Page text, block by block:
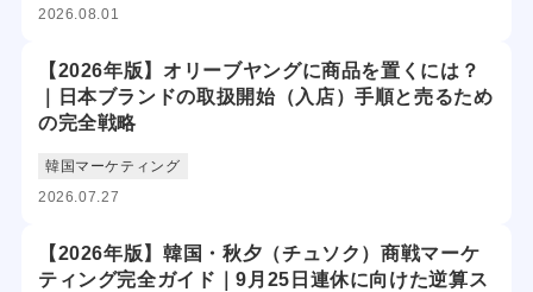
2026.08.01
【2026年版】オリーブヤングに商品を置くには？
｜日本ブランドの取扱開始（入店）手順と売るため
の完全戦略
韓国マーケティング
2026.07.27
【2026年版】韓国・秋夕（チュソク）商戦マーケ
ティング完全ガイド｜9月25日連休に向けた逆算ス